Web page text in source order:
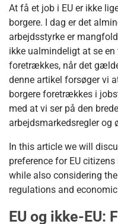
At få et job i EU er ikke
borgere. I dag er det
arbejdsstyrke er
ikke ualmindeligt at se en
foretrækkes, når det
denne artikel forsøger vi
borgere foretrækkes i
med at vi ser på den
arbejdsmarkedsregler og
In this article we will
preference for EU
while also considering
regulations and
EU og ikke-EU: